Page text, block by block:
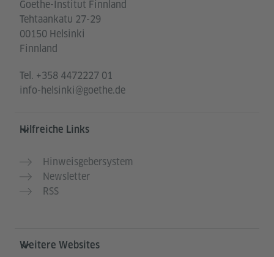
Goethe-Institut Finnland
Tehtaankatu 27-29
00150 Helsinki
Finnland
Tel. +358 4472227 01
info-helsinki@goethe.de
Hilfreiche Links
Hinweisgebersystem
Newsletter
RSS
Weitere Websites